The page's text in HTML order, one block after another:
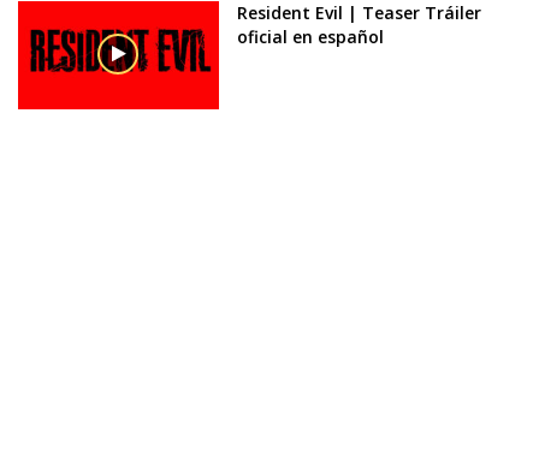
Resident Evil | Teaser Tráiler
oficial en español